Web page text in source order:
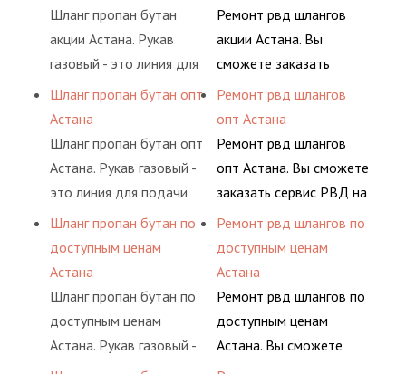
типов сжиженного газа
(кислород, аргон, метан,
пропан, бутан,
определенными
Шланг пропан бутан
акции Астана. Рукав
газовый - это линия для
подачи сжатого
воздуха и различных
типов сжиженного газа
(кислород, аргон, метан,
пропан, бутан,
определенными
элементами системы.
Шланг пропан бутан опт
Астана
Шланг пропан бутан опт
Астана. Рукав газовый -
это линия для подачи
сжатого воздуха и
различных типов
сжиженного газа
(кислород, аргон, метан,
пропан, бутан,
ацетилен) между
Шланг пропан бутан по
доступным ценам
Астана
Шланг пропан бутан по
доступным ценам
Астана. Рукав газовый -
это линия для подачи
условиях
долговременного
комплексного
гидросистем Вашего
Ремонт рвд шлангов
акции Астана. Вы
сможете заказать
сервис РВД на разовой
основе либо на
условиях
долговременного
комплексного
гидросистем Вашего
предприятия.
Ремонт рвд шлангов
опт Астана
Ремонт рвд шлангов
опт Астана. Вы сможете
заказать сервис РВД на
разовой основе либо на
условиях
долговременного
комплексного
обслуживания
гидросистем Вашего
Ремонт рвд шлангов по
доступным ценам
Астана
Ремонт рвд шлангов по
доступным ценам
Астана. Вы сможете
заказать сервис РВД на